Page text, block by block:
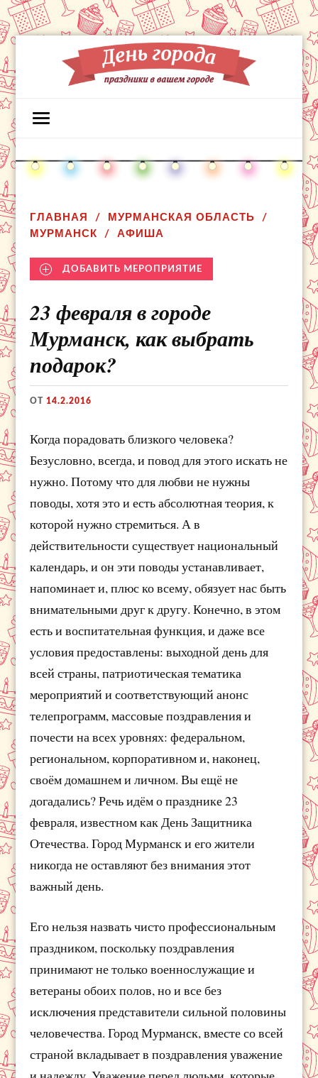
ГЛАВНАЯ
МУРМАНСКАЯ ОБЛАСТЬ
МУРМАНСК
АФИША
ДОБАВИТЬ МЕРОПРИЯТИЕ
23 февраля в городе
Мурманск, как выбрать
подарок?
ОТ14.2.2016
Когда порадовать близкого человека?
Безусловно, всегда, и повод для этого искать не
нужно. Потому что для любви не нужны
поводы, хотя это и есть абсолютная теория, к
которой нужно стремиться. А в
действительности существует национальный
календарь, и он эти поводы устанавливает,
напоминает и, плюс ко всему, обязует нас быть
внимательными друг к другу. Конечно, в этом
есть и воспитательная функция, и даже все
условия предоставлены: выходной день для
всей страны, патриотическая тематика
мероприятий и соответствующий анонс
телепрограмм, массовые поздравления и
почести на всех уровнях: федеральном,
региональном, корпоративном и, наконец,
своём домашнем и личном. Вы ещё не
догадались? Речь идём о празднике 23
февраля, известном как День Защитника
Отечества. Город Мурманск и его жители
никогда не оставляют без внимания этот
важный день.
Его нельзя назвать чисто профессиональным
праздником, поскольку поздравления
принимают не только военнослужащие и
ветераны обоих полов, но и все без
исключения представители сильной половины
человечества. Город Мурманск, вместе со всей
страной вкладывает в поздравления уважение